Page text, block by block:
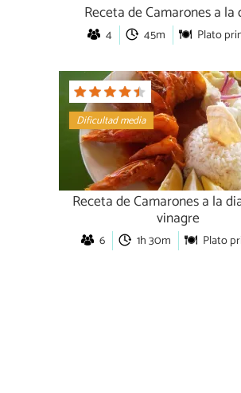
Receta de Camarones a la
4 45m Plato
Dificultad media
Receta de Camarones a la
vinagre
6 1h 30m Plato